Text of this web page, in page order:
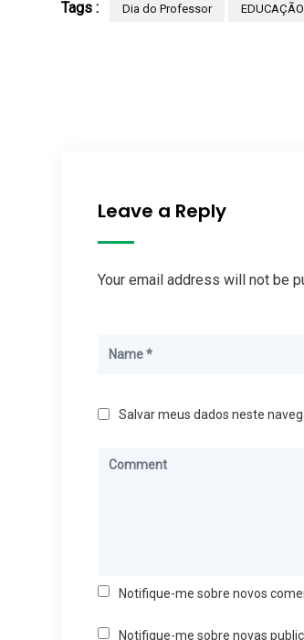
Tags : Dia do Professor EDUCAÇÃO
Leave a Reply
Your email address will not be
Salvar meus dados neste
Notifique-me sobre novos
Notifique-me sobre novas